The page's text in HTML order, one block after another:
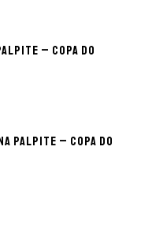
– Copa do
palpite – Copa do